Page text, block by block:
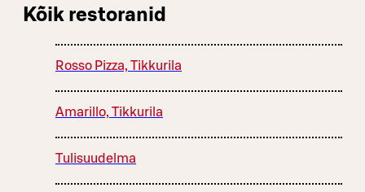
Kõik restoranid
Rosso Pizza, Tikkurila
Amarillo, Tikkurila
Tulisuudelma